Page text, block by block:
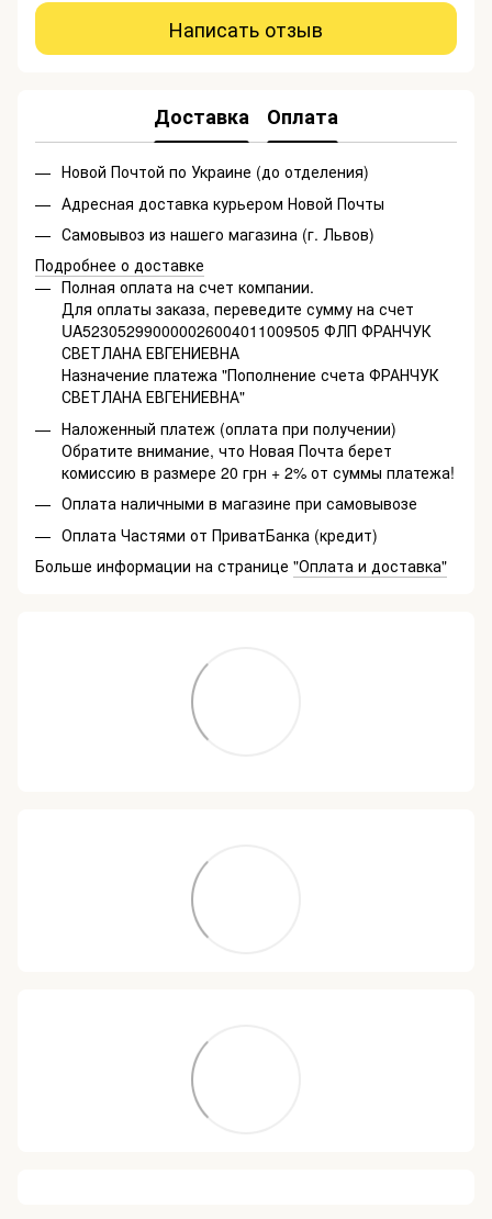
Написать отзыв
Доставка Оплата
Новой Почтой по Украине (до отделения)
Адресная доставка курьером Новой Почты
Самовывоз из нашего магазина (г. Львов)
Подробнее о доставке
Полная оплата на счет компании.
Для оплаты заказа, переведите сумму на счет
UA523052990000026004011009505 ФЛП ФРАНЧУК
СВЕТЛАНА ЕВГЕНИЕВНА
Назначение платежа "Пополнение счета ФРАНЧУК
СВЕТЛАНА ЕВГЕНИЕВНА"
Наложенный платеж (оплата при получении)
Обратите внимание, что Новая Почта берет
комиссию в размере 20 грн + 2% от суммы платежа!
Оплата наличными в магазине при самовывозе
Оплата Частями от ПриватБанка (кредит)
Больше информации на странице "Оплата и доставка"